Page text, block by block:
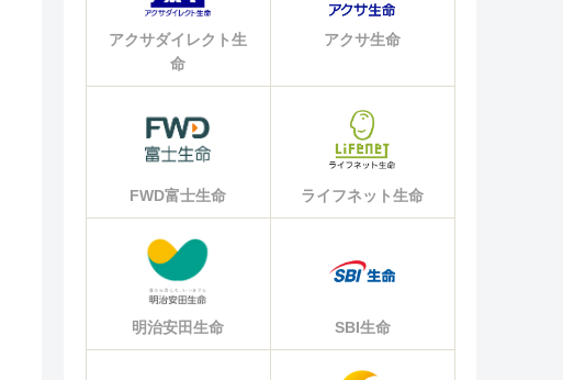
アクサダイレクト生
命
アクサ生命
FWD富士生命 ライフネット生命
明治安田生命 SBI生命